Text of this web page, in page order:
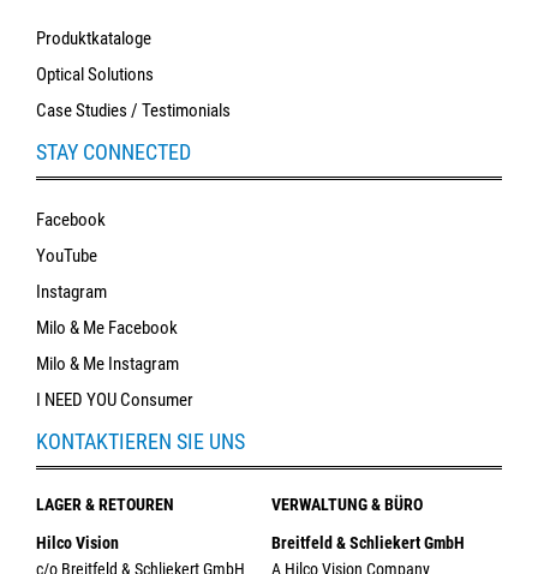
Produktkataloge
Optical Solutions
Case Studies / Testimonials
STAY CONNECTED
Facebook
YouTube
Instagram
Milo & Me Facebook
Milo & Me Instagram
I NEED YOU Consumer
KONTAKTIEREN SIE UNS
LAGER & RETOUREN
Hilco Vision
c/o Breitfeld & Schliekert GmbH
VERWALTUNG & BÜRO
Breitfeld & Schliekert GmbH
A Hilco Vision Company